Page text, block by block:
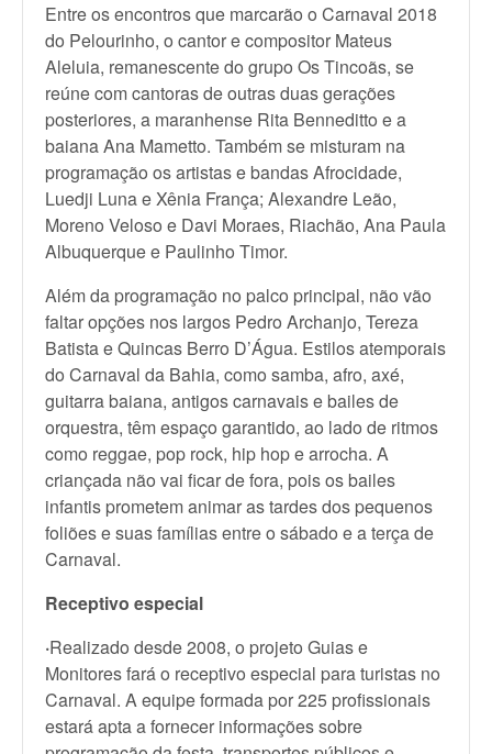
Entre os encontros que marcarão o Carnaval 2018
do Pelourinho, o cantor e compositor Mateus
Aleluia, remanescente do grupo Os Tincoãs, se
reúne com cantoras de outras duas gerações
posteriores, a maranhense Rita Benneditto e a
baiana Ana Mametto. Também se misturam na
programação os artistas e bandas Afrocidade,
Luedji Luna e Xênia França; Alexandre Leão,
Moreno Veloso e Davi Moraes, Riachão, Ana Paula
Albuquerque e Paulinho Timor.
Além da programação no palco principal, não vão
faltar opções nos largos Pedro Archanjo, Tereza
Batista e Quincas Berro D’Água. Estilos atemporais
do Carnaval da Bahia, como samba, afro, axé,
guitarra baiana, antigos carnavais e bailes de
orquestra, têm espaço garantido, ao lado de ritmos
como reggae, pop rock, hip hop e arrocha. A
criançada não vai ficar de fora, pois os bailes
infantis prometem animar as tardes dos pequenos
foliões e suas famílias entre o sábado e a terça de
Carnaval.
Receptivo especial
·Realizado desde 2008, o projeto Guias e
Monitores fará o receptivo especial para turistas no
Carnaval. A equipe formada por 225 profissionais
estará apta a fornecer informações sobre